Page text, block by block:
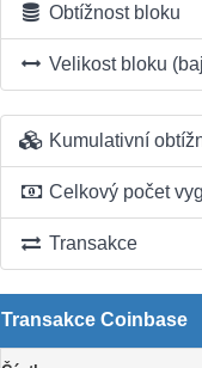
Obtížnost bloku
Velikost bloku
Kumulativní
Celkový počet
Transakce
Transakce Coinbase